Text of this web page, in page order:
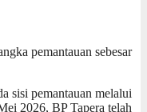
pemantauan sebesar
sisi pemantauan melalui
2026, BP Tapera telah